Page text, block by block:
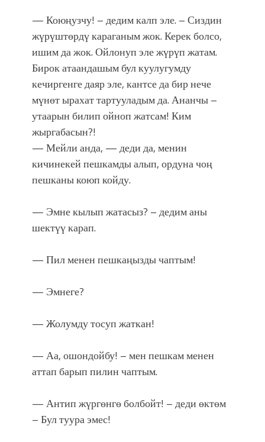
— Коюңузчу! – дедим калп эле. – Сиздин
жүрүштөрдү караганым жок. Керек болсо,
ишим да жок. Ойлонуп эле жүрүп жатам.
Бирок атаандашым бул куулугумду
кечиргенге даяр эле, кантсе да бир нече
мүнөт ырахат тартууладым да. Ананчы –
утаарын билип ойноп жатсам! Ким
жыргабасын?!
— Мейли анда, — деди да, менин
кичинекей пешкамды алып, ордуна чоң
пешканы коюп койду.
— Эмне кылып жатасыз? – дедим аны
шектүү карап.
— Пил менен пешкаңызды чаптым!
— Эмнеге?
— Жолумду тосуп жаткан!
— Аа, ошондойбу! – мен пешкам менен
аттап барып пилин чаптым.
— Антип жүргөнгө болбойт! – деди өктөм
– Бул туура эмес!